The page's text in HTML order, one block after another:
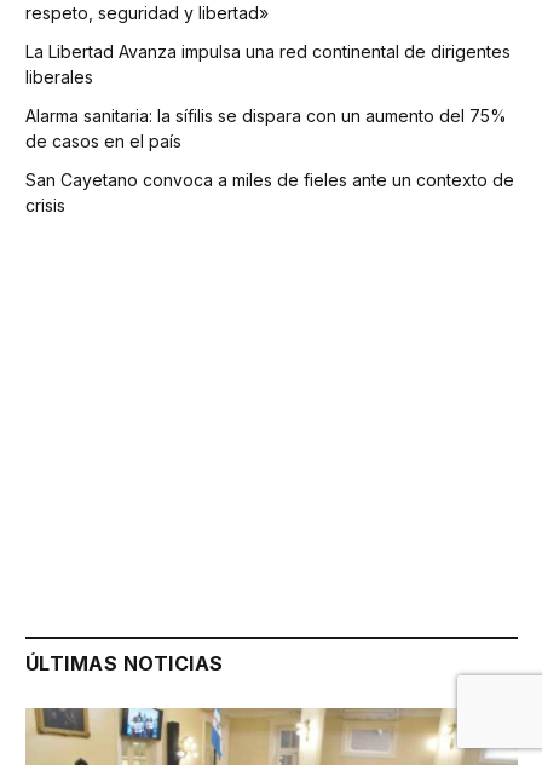
respeto, seguridad y libertad»
La Libertad Avanza impulsa una red continental de dirigentes
liberales
Alarma sanitaria: la sífilis se dispara con un aumento del 75%
de casos en el país
San Cayetano convoca a miles de fieles ante un contexto de
crisis
ÚLTIMAS NOTICIAS